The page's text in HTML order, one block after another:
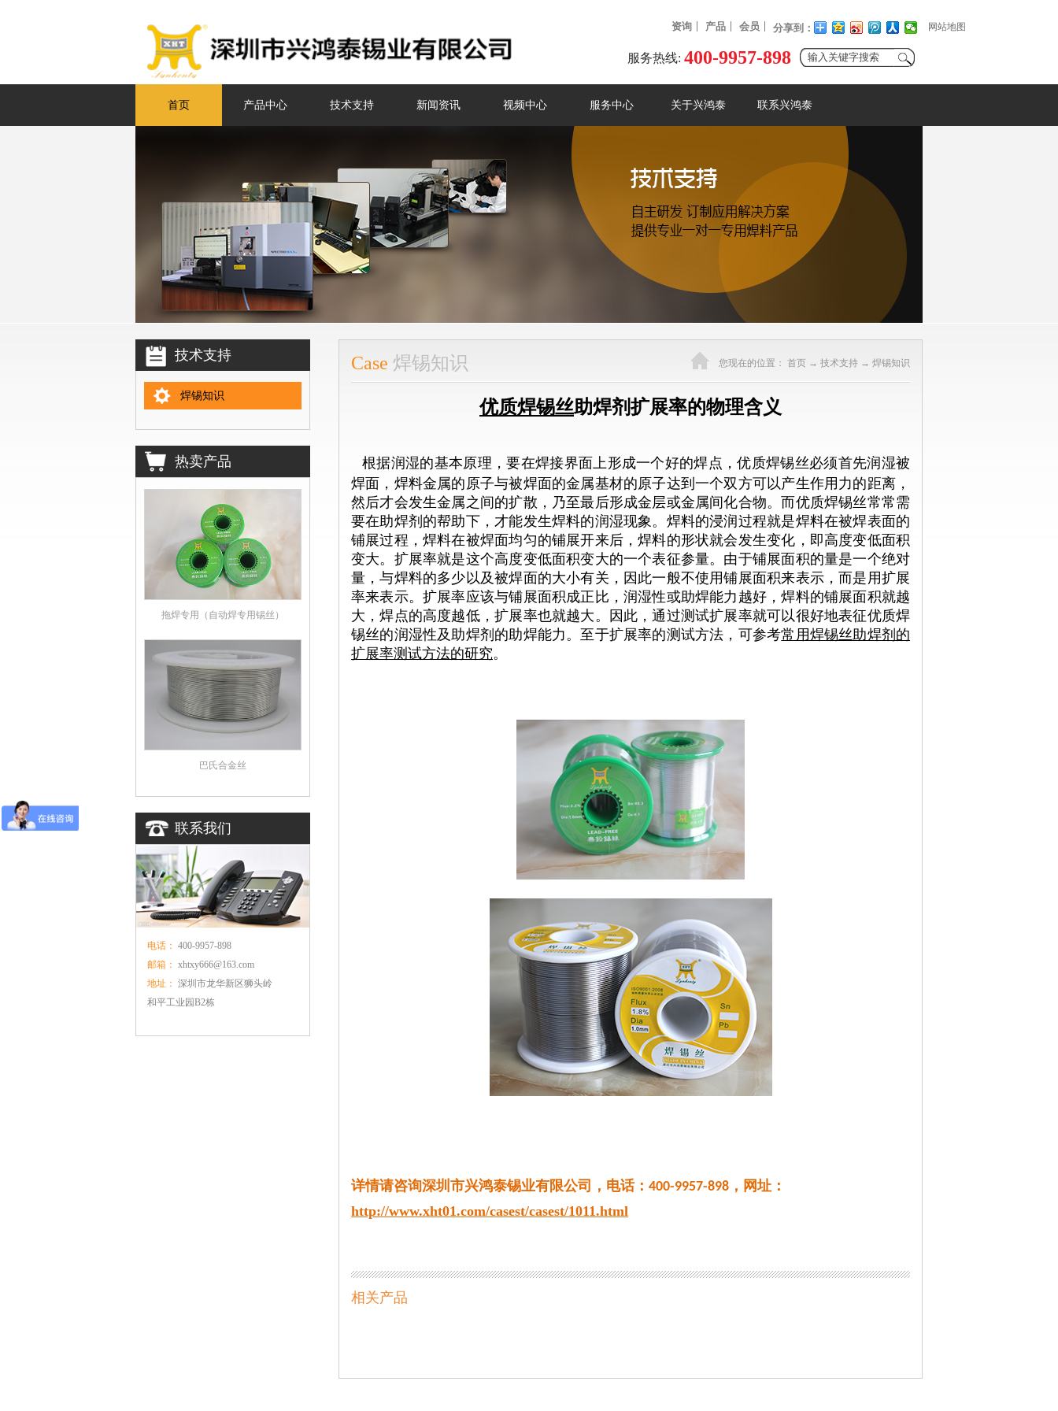
网站地图
资询 产品 会员 分享到：
服务热线: 400-9957-898
首页 产品中心 技术支持 新闻资讯 视频中心 服务中心 关于兴鸿泰 联系兴鸿泰
技术支持
焊锡知识
热卖产品
拖焊专用（自动焊专用锡丝）
巴氏合金丝
联系我们
电话： 400-9957-898
邮箱： xhtxy666@163.com
地址： 深圳市龙华新区狮头岭
和平工业园B2栋
Case 焊锡知识 您现在的位置： 首页 → 技术支持 → 焊锡知识
优质焊锡丝助焊剂扩展率的物理含义
根据润湿的基本原理，要在焊接界面上形成一个好的焊点，优质焊锡丝必须首先润湿被
焊面，焊料金属的原子与被焊面的金属基材的原子达到一个双方可以产生作用力的距离，
然后才会发生金属之间的扩散，乃至最后形成金层或金属间化合物。而优质焊锡丝常常需
要在助焊剂的帮助下，才能发生焊料的润湿现象。焊料的浸润过程就是焊料在被焊表面的
铺展过程，焊料在被焊面均匀的铺展开来后，焊料的形状就会发生变化，即高度变低面积
变大。扩展率就是这个高度变低面积变大的一个表征参量。由于铺展面积的量是一个绝对
量，与焊料的多少以及被焊面的大小有关，因此一般不使用铺展面积来表示，而是用扩展
率来表示。扩展率应该与铺展面积成正比，润湿性或助焊能力越好，焊料的铺展面积就越
大，焊点的高度越低，扩展率也就越大。因此，通过测试扩展率就可以很好地表征优质焊
锡丝的润湿性及助焊剂的助焊能力。至于扩展率的测试方法，可参考常用焊锡丝助焊剂的
扩展率测试方法的研究。
详情请咨询深圳市兴鸿泰锡业有限公司，电话： 400-9957-898 ，网址：
http://www.xht01.com/casest/casest/1011.html
相关产品